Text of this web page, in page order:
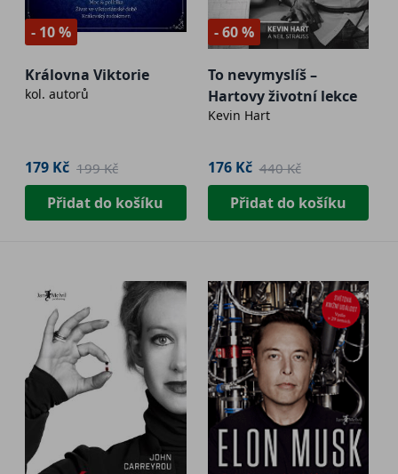
- 10 %
Královna Viktorie
kol. autorů
179 Kč 199 Kč
Přidat do košíku
- 60 %
To nevymyslíš –
Hartovy životní lekce
Kevin Hart
176 Kč 440 Kč
Přidat do košíku